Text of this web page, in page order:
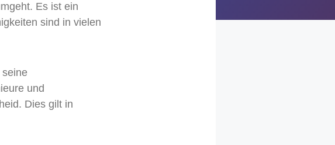
Es ist ein
sind in vielen
seine
und
Dies gilt in